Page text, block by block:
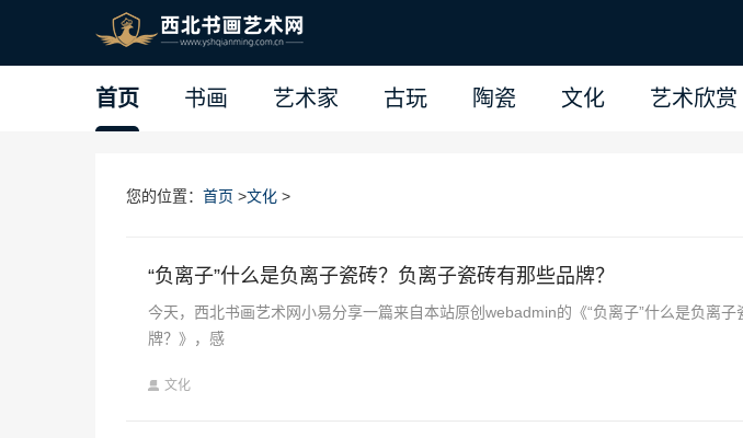
首页 书画 艺术家 古玩 陶瓷 文化 艺术欣赏
您的位置： 首页 >文化 >
“负离子”什么是负离子瓷砖？负离子瓷砖有那些品牌？
今天，西北书画艺术网小易分享一篇来自本站原创webadmin的《“负离子”什么是负离
牌？》，感
文化